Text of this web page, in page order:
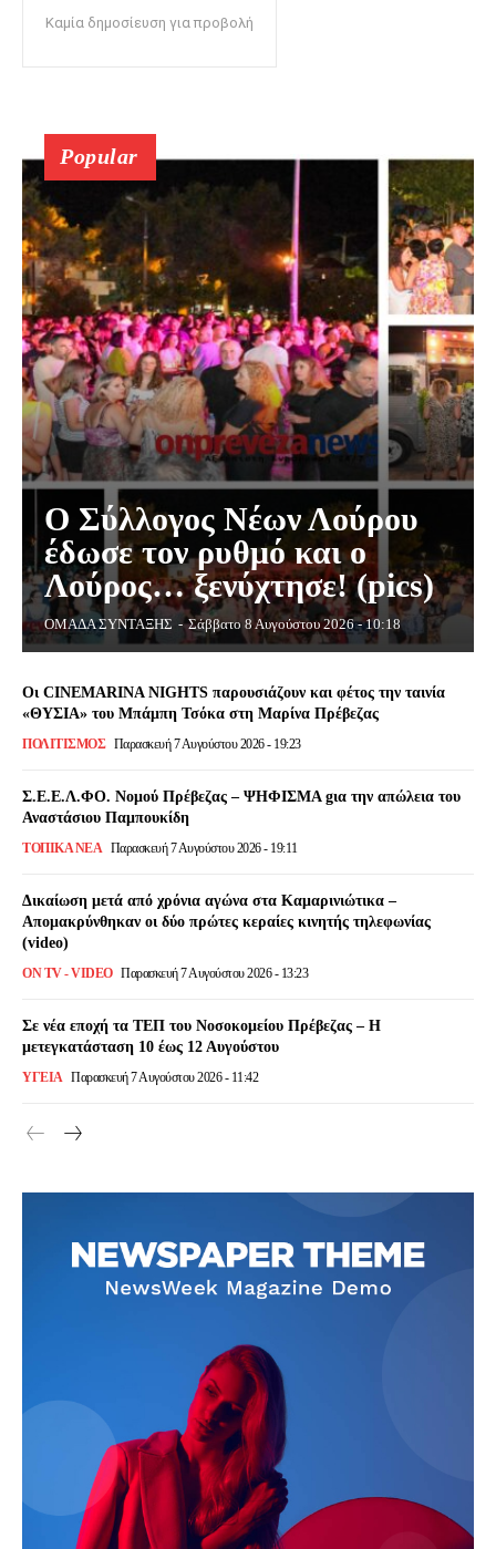
Καμία δημοσίευση για προβολή
Popular
Ο Σύλλογος Νέων Λούρου
έδωσε τον ρυθμό και ο
Λούρος… ξενύχτησε! (pics)
ΟΜΑΔΑ ΣΥΝΤΑΞΗΣ - Σάββατο 8 Αυγούστου 2026 - 10:18
Οι CINEMARINA NIGHTS παρουσιάζουν και φέτος την ταινία
«ΘΥΣΙΑ» του Μπάμπη Τσόκα στη Μαρίνα Πρέβεζας
ΠΟΛΙΤΙΣΜΌΣ Παρασκευή 7 Αυγούστου 2026 - 19:23
Σ.Ε.Ε.Λ.ΦΟ. Νομού Πρέβεζας – ΨΗΦΙΣΜΑ gια την απώλεια του
Αναστάσιου Παμπουκίδη
ΤΟΠΙΚΆ ΝΈΑ Παρασκευή 7 Αυγούστου 2026 - 19:11
Δικαίωση μετά από χρόνια αγώνα στα Καμαρινιώτικα –
Απομακρύνθηκαν οι δύο πρώτες κεραίες κινητής τηλεφωνίας
(video)
ON TV - VIDEO Παρασκευή 7 Αυγούστου 2026 - 13:23
Σε νέα εποχή τα ΤΕΠ του Νοσοκομείου Πρέβεζας – Η
μετεγκατάσταση 10 έως 12 Αυγούστου
ΥΓΕΙΑ Παρασκευή 7 Αυγούστου 2026 - 11:42